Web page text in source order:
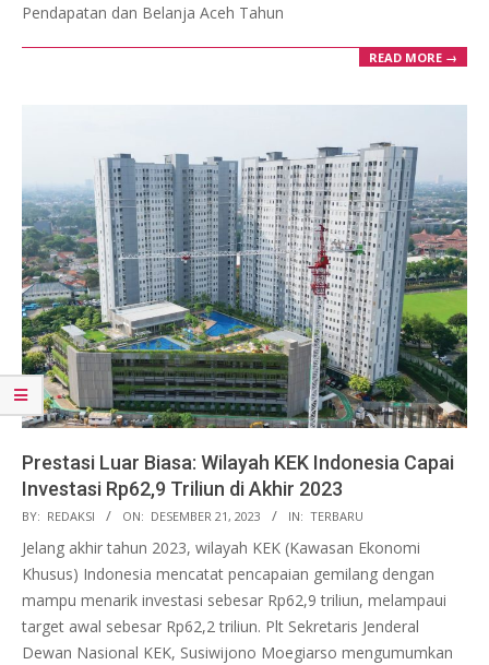
Pendapatan dan Belanja Aceh Tahun
READ MORE →
Prestasi Luar Biasa: Wilayah KEK Indonesia Capai
Investasi Rp62,9 Triliun di Akhir 2023
2023-
12-
21
BY: REDAKSI ON: DESEMBER 21, 2023 IN: TERBARU
Jelang akhir tahun 2023, wilayah KEK (Kawasan Ekonomi
Khusus) Indonesia mencatat pencapaian gemilang dengan
mampu menarik investasi sebesar Rp62,9 triliun, melampaui
target awal sebesar Rp62,2 triliun. Plt Sekretaris Jenderal
Dewan Nasional KEK, Susiwijono Moegiarso mengumumkan